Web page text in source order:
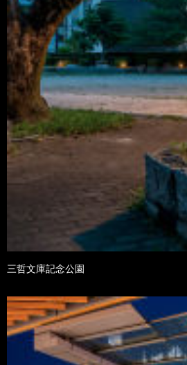
三哲文庫記念公園